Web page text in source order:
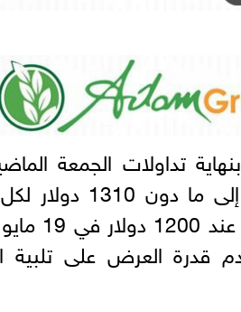
تداولات الجمعة
أسبوعية بنحو 10%-
سجلت أدنى
قدرة العرض على تلبية